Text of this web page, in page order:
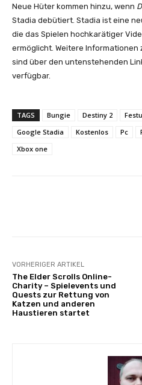
Neue Hüter kommen hinzu, wenn
Stadia debütiert. Stadia ist eine
die das Spielen hochkarätiger
ermöglicht. Weitere Informationen
sind über den untenstehenden
verfügbar.
TAGS Bungie Destiny 2
Google Stadia
Kostenlos Pc
Xbox one
VORHERIGER ARTIKEL
The Elder Scrolls Online-
Charity – Spielevents und
Quests zur Rettung von
Katzen und anderen
Haustieren startet